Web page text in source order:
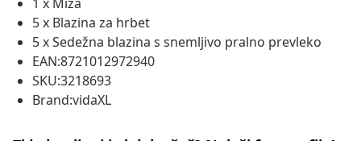
5 x Blazina za hrbet
5 x Sedežna blazina s snemljivo pralno prevleko
EAN:8721012972940
SKU:3218693
Brand:vidaXL